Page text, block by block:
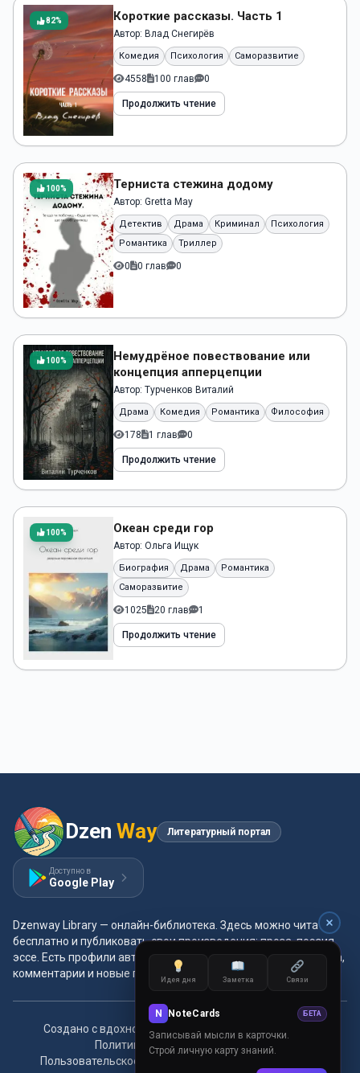
82% Короткие рассказы. Часть 1
Автор: Влад Снегирёв
Комедия Психология Саморазвитие
4558 100 глав 0
Продолжить чтение
100% Терниста стежина додому
Автор: Gretta May
Детектив Драма Криминал
Психология
Романтика
Триллер
0 0 глав 0
100%
Немудрёное повествование или
концепция апперцепции
Автор: Турченков Виталий
Драма Комедия Романтика Философия
178 1 глав 0
Продолжить чтение
100% Океан среди гор
Автор: Ольга Ищук
Биография Драма
Романтика
Саморазвитие
1025 20 глав 1
Продолжить чтение
Dzen Way Литературный портал
Доступно в
Google Play
Dzenway Library — онлайн-библиотека. Здесь можно читать
бесплатно и публиковать свои произведения: проза, поэзия,
эссе. Есть профили авторов, жанры и метки, удобная читалка,
комментарии и новые главы каждый день.
Создано с вдохновением для читателей и авторов.
Политика конфиденциальности
Пользовательское соглашение
Идея дня Заметка Связи
N NoteCards БЕТА
Записывай мысли в карточки.
Строй личную карту знаний.